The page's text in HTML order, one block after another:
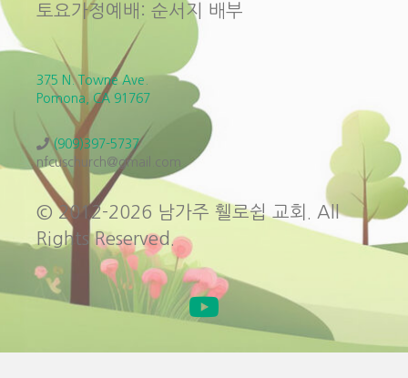
토요가정예배: 순서지 배부
375 N. Towne Ave.
Pomona, CA 91767
(909)397-5737
nfcuschurch@gmail.com
© 2012-2026 남가주 휄로쉽 교회. All
Rights Reserved.